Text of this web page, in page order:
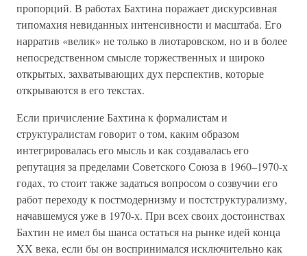
пропорций. В работах Бахтина поражает дискурсивная
типомахия невиданных интенсивности и масштаба. Его
нарратив «велик» не только в лиотаровском, но и в более
непосредственном смысле торжественных и широко
открытых, захватывающих дух перспектив, которые
открываются в его текстах.
Если причисление Бахтина к формалистам и
структуралистам говорит о том, каким образом
интегрировалась его мысль и как создавалась его
репутация за пределами Советского Союза в 1960–1970-х
годах, то стоит также задаться вопросом о созвучии его
работ переходу к постмодернизму и постструктурализму,
начавшемуся уже в 1970-х. При всех своих достоинствах
Бахтин не имел бы шанса остаться на рынке идей конца
XX века, если бы он воспринимался исключительно как